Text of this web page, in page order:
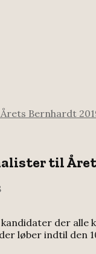
Bernhardt
til
der
løber indtil den